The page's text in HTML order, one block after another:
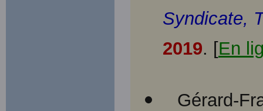
Syndicate,
2019. [En
Gérard-